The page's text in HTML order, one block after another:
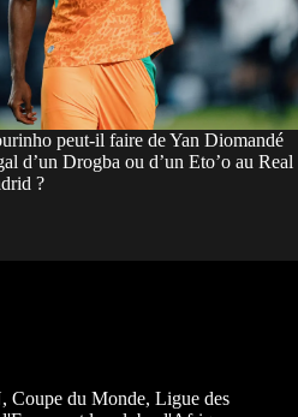
peut-il faire de Yan Diomandé
d’un Drogba ou d’un Eto’o au Real
?
Coupe du Monde, Ligue des